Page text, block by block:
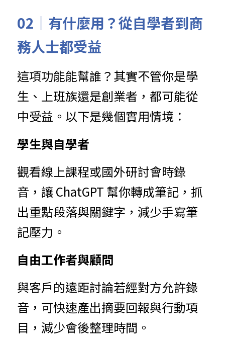
02｜有什麼用？從自學者到商
務人士都受益
這項功能能幫誰？其實不管你是學
生、上班族還是創業者，都可能從
中受益。以下是幾個實用情境：
學生與自學者
觀看線上課程或國外研討會時錄
音，讓 ChatGPT 幫你轉成筆記，抓
出重點段落與關鍵字，減少手寫筆
記壓力。
自由工作者與顧問
與客戶的遠距討論若經對方允許錄
音，可快速產出摘要回報與行動項
目，減少會後整理時間。